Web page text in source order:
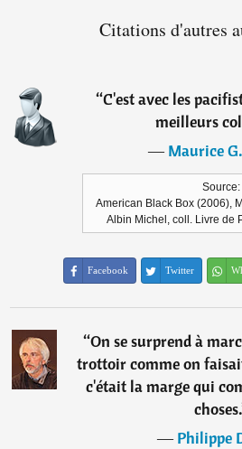
Citations d'autres
“C'est avec les
meilleurs
―Maurice
Source:
American Black Box (2006),
Albin Michel, coll. Livre de
Facebook Twitter
“On se surprend à
trottoir comme on
c'était la marge qui
choses.
―Philippe